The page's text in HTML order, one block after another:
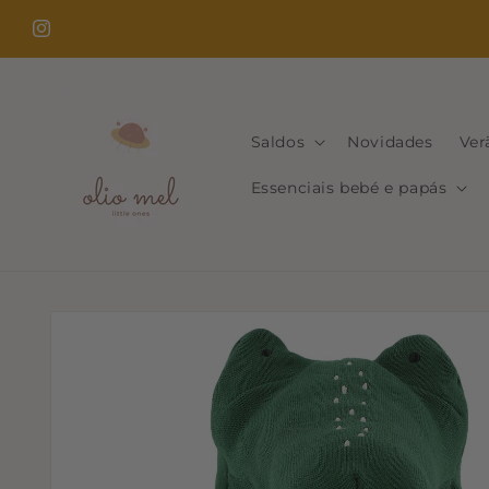
para o
conteúdo
Instagram
Saldos Novidades
Essenciais bebé e papás